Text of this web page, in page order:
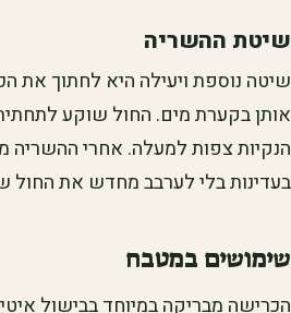
שיטת ההשריה
שיטה נוספת ויעילה היא לחתוך את
אותן בקערת מים. החול שוקע
הנקיות צפות למעלה. אחרי ההשריה
בעדינות בלי לערבב מחדש את
שימושים במטבח
הכרישה מבריקה במיוחד בבישול